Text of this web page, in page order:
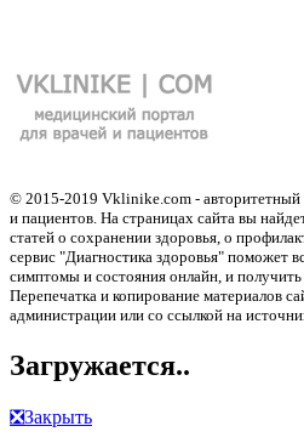
© 2015-2019 Vklinike.com - авторитетный
и пациентов. На страницах сайта вы
статей о сохранении здоровья, о
сервис "Диагностика здоровья" поможет
симптомы и состояния онлайн, и
Перепечатка и копирование материалов
администрации или со ссылкой на
Загружается..
❎Закрыть